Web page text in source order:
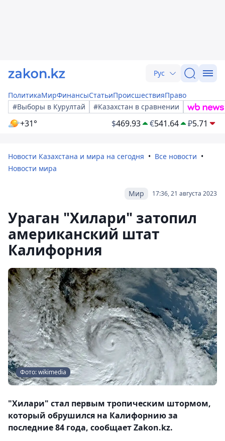
Рус
ПолитикаМирФинансыСтатьиПроисшествияПраво
#Выборы в Курултай
#Казахстан в сравнении
+31° $469.93 €541.64 ₽5.71
Новости Казахстана и мира на сегодня
Все новости
Новости мира
17:36, 21 августа 2023
Мир
Ураган "Хилари" затопил
американский штат
Калифорния
Фото: wikimedia
"Хилари" стал первым тропическим штормом,
который обрушился на Калифорнию за
последние 84 года, сообщает Zakon.kz.